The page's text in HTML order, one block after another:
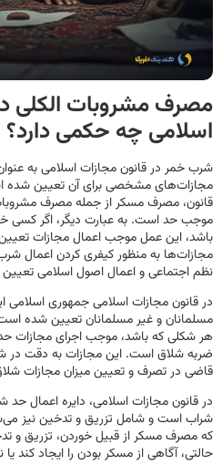
مصرف مشروبات الکلی
اسلامی چه حکمی دارد؟
شرب خمر در قانون مجازات اسلامی به
قانون، مصرف مسکر از جمله مصرف
موجب حد است. به عبارت دیگر، اگر کسی
باشد، این عمل موجب اعمال مجازات
مجازات‌ها به منظور کیفری کردن اعمال
نظم اجتماعی و اعمال اصول اسلامی
در قانون مجازات اسلامی جمهوری اسلامی
مسلمانان و غیر مسلمانان تعیین شده
ضربه شلاق است. این مجازات به دقت
قاضی در تصرف و تعیین میزان مجازات
در قانون مجازات اسلامی، دایره اعمال
شراب است و شامل تزریق و تدخین نیز
که مصرف مسکر از قبیل خوردن، تزریق و
حالتی، آگاهی از مسکر بودن را ایجاد